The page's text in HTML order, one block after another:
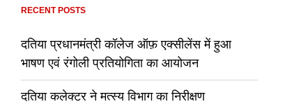
RECENT POSTS
दतिया प्रधानमंत्री कॉलेज ऑफ़ एक्सीलेंस में हुआ
भाषण एवं रंगोली प्रतियोगिता का आयोजन
दतिया कलेक्टर ने मत्स्य विभाग का निरीक्षण